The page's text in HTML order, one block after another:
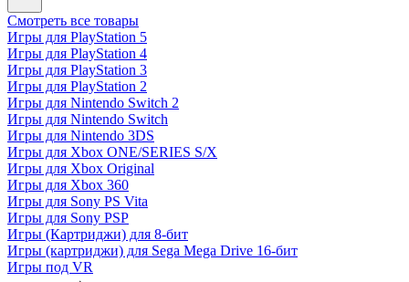
Смотреть все товары
Игры для PlayStation 5
Игры для PlayStation 4
Игры для PlayStation 3
Игры для PlayStation 2
Игры для Nintendo Switch 2
Игры для Nintendo Switch
Игры для Nintendo 3DS
Игры для Xbox ONE/SERIES S/X
Игры для Xbox Original
Игры для Xbox 360
Игры для Sony PS Vita
Игры для Sony PSP
Игры (Картриджи) для 8-бит
Игры (картриджи) для Sega Mega Drive 16-бит
Игры под VR